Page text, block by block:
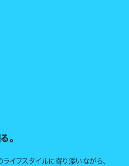
。
イフスタイルに寄り添いながら、